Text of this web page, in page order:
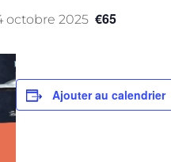
octobre 2025 €65
Ajouter au calendrier